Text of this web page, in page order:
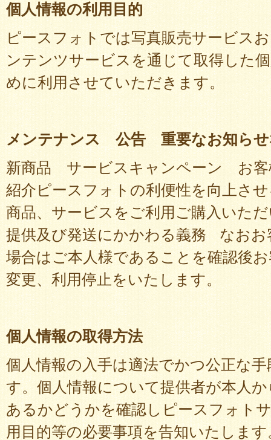
個人情報の利用目的
ピースフォトでは写真販売サービス
ンテンツサービスを通じて取得した
めに利用させていただきます。
メンテナンス 公告 重要なお知らせ
新商品 サービスキャンペーン お客
紹介ピースフォトの利便性を向上さ
商品、サービスをご利用ご購入いた
提供及び発送にかかわる義務 なおお
場合はご本人様であることを確認後
変更、利用停止をいたします。
個人情報の取得方法
個人情報の入手は適法でかつ公正な
す。個人情報について提供者が本人
あるかどうかを確認しピースフォト
用目的等の必要事項を告知いたします